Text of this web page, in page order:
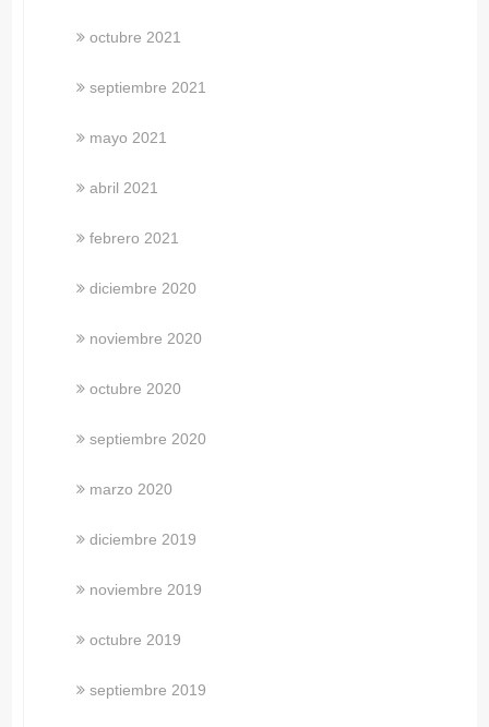
octubre 2021
septiembre 2021
mayo 2021
abril 2021
febrero 2021
diciembre 2020
noviembre 2020
octubre 2020
septiembre 2020
marzo 2020
diciembre 2019
noviembre 2019
octubre 2019
septiembre 2019